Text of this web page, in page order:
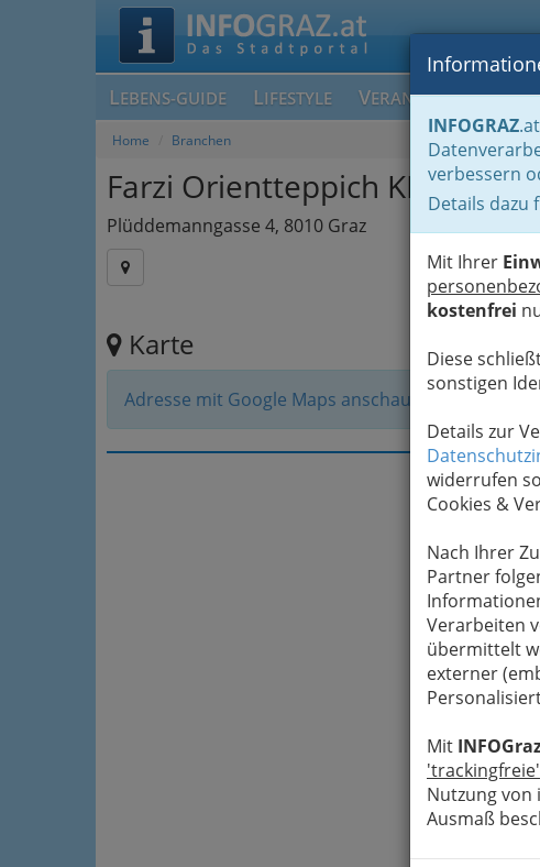
LEBENS-GUIDE LIFESTYLE VERANSTALTUNGEN
INFOGRAZ
verbessern
Details dazu
Mit Ihrer
kostenfrei
Diese
sonstigen
Details zur
widerrufen
Cookies &
Nach Ihrer
Partner
Verarbeiten
übermittelt
externer
Mit
'trackingfreie'
Nutzung von
Ausmaß
Home Branchen
Farzi Orientteppich KEG
Plüddemanngasse 4, 8010 Graz
Karte
Adresse mit Google Maps anschauen